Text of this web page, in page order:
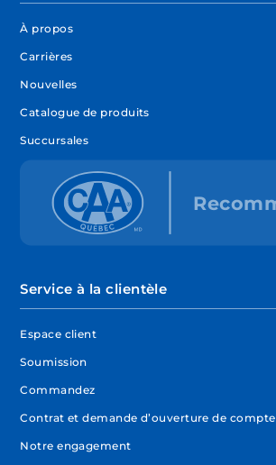
À propos
Carrières
Nouvelles
Catalogue de produits
Succursales
Service à la clientèle
Espace client
Soumission
Commandez
Contrat et demande d’ouverture de compte
Notre engagement